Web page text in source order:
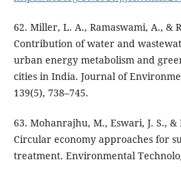
62. Miller, L. A., Ramaswami, A., &
Contribution of water and
urban energy metabolism and
cities in India. Journal of
139(5), 738–745.
63. Mohanrajhu, M., Eswari, J. S., &
Circular economy approaches for
treatment. Environmental